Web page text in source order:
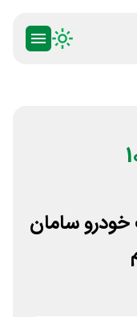
ثالث خودرو سامان